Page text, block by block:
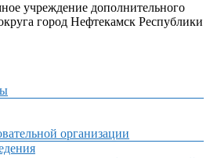
учреждение дополнительного
город Нефтекамск Республики
организации